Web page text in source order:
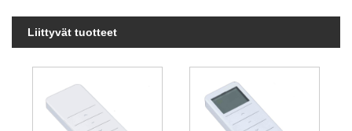
Liittyvät tuotteet